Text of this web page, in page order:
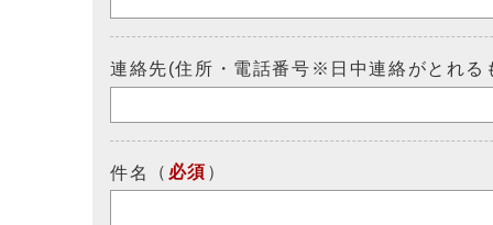
連絡先(住所・電話番号※日中連絡がとれる
件名 （ 必須 ）